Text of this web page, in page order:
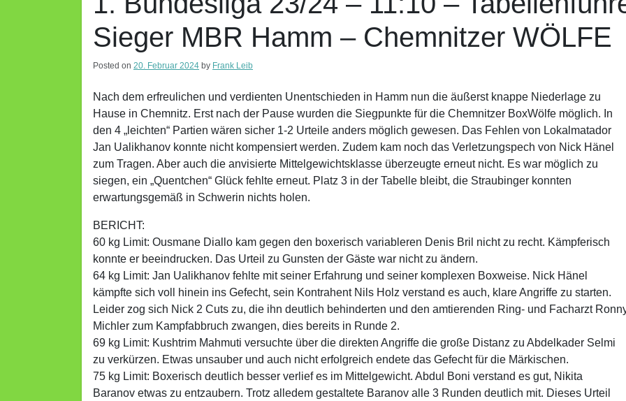
Sieger MBR Hamm – Chemnitzer WÖLFE
Posted on 20. Februar 2024 by Frank Leib
Nach dem erfreulichen und verdienten Unentschieden in Hamm nun die äußerst knappe Niederlage zu
Hause in Chemnitz. Erst nach der Pause wurden die Siegpunkte für die Chemnitzer BoxWölfe möglich. In
den 4 „leichten“ Partien wären sicher 1-2 Urteile anders möglich gewesen. Das Fehlen von Lokalmatador
Jan Ualikhanov konnte nicht kompensiert werden. Zudem kam noch das Verletzungspech von Nick Hänel
zum Tragen. Aber auch die anvisierte Mittelgewichtsklasse überzeugte erneut nicht. Es war möglich zu
siegen, ein „Quentchen“ Glück fehlte erneut. Platz 3 in der Tabelle bleibt, die Straubinger konnten
erwartungsgemäß in Schwerin nichts holen.
BERICHT:
60 kg Limit: Ousmane Diallo kam gegen den boxerisch variableren Denis Bril nicht zu recht. Kämpferisch
konnte er beeindrucken. Das Urteil zu Gunsten der Gäste war nicht zu ändern.
64 kg Limit: Jan Ualikhanov fehlte mit seiner Erfahrung und seiner komplexen Boxweise. Nick Hänel
kämpfte sich voll hinein ins Gefecht, sein Kontrahent Nils Holz verstand es auch, klare Angriffe zu starten.
Leider zog sich Nick 2 Cuts zu, die ihn deutlich behinderten und den amtierenden Ring- und Facharzt
Michler zum Kampfabbruch zwangen, dies bereits in Runde 2.
69 kg Limit: Kushtrim Mahmuti versuchte über die direkten Angriffe die große Distanz zu Abdelkader Selmi
zu verkürzen. Etwas unsauber und auch nicht erfolgreich endete das Gefecht für die Märkischen.
75 kg Limit: Boxerisch deutlich besser verlief es im Mittelgewicht. Abdul Boni verstand es gut, Nikita
Baranov etwas zu entzaubern. Trotz alledem gestaltete Baranov alle 3 Runden deutlich mit. Dieses Urteil